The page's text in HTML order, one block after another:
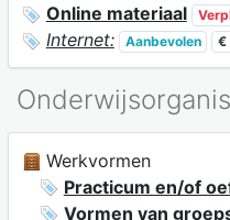
Online materiaal
Internet: Aanbevolen €
Werkvormen
Practicum en/of
Vormen van